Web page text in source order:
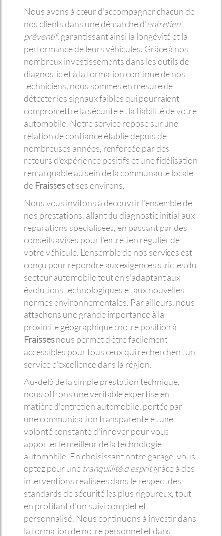
Nous avons à cœur d'accompagner chacun de
nos clients dans une démarche d'entretien
préventif, garantissant ainsi la longévité et la
performance de leurs véhicules. Grâce à nos
nombreux investissements dans les outils de
diagnostic et à la formation continue de nos
techniciens, nous sommes en mesure de
détecter les signaux faibles qui pourraient
compromettre la sécurité et la fiabilité de votre
automobile. Notre service repose sur une
relation de confiance établie depuis de
nombreuses années, renforcée par des
retours d'expérience positifs et une fidélisation
remarquable au sein de la communauté locale
de Fraisseset ses environs.
Nous vous invitons à découvrir l'ensemble de
nos prestations, allant du diagnostic initial aux
réparations spécialisées, en passant par des
conseils avisés pour l'entretien régulier de
votre véhicule. L'ensemble de nos services est
conçu pour répondre aux exigences strictes du
secteur automobile tout en s'adaptant aux
évolutions technologiques et aux nouvelles
normes environnementales. Par ailleurs, nous
attachons une grande importance à la
proximité géographique : notre position à
Fraissesnous permet d'être facilement
accessibles pour tous ceux qui recherchent un
service d'excellence dans la région.
Au-delà de la simple prestation technique,
nous offrons une véritable expertise en
matière d'entretien automobile, portée par
une communication transparente et une
volonté constante d'innover pour vous
apporter le meilleur de la technologie
automobile. En choisissant notre garage, vous
optez pour une tranquillité d'espritgrâce à des
interventions réalisées dans le respect des
standards de sécurité les plus rigoureux, tout
en profitant d'un suivi complet et
personnalisé. Nous continuons à investir dans
la formation de notre personnel et dans